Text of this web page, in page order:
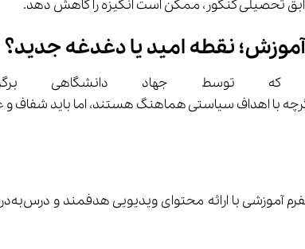
نقطه امید یا دغدغه جدید؟
که توسط جهاد